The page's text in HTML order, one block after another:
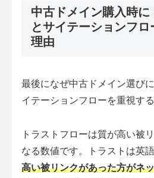
中古ドメイン購入時に
とサイテーションフロ
理由
最後になぜ中古ドメイン選び
イテーションフローを重視す
トラストフローは質が高い被
なる数値です。トラストは英
高い被リンクがあった方がネ